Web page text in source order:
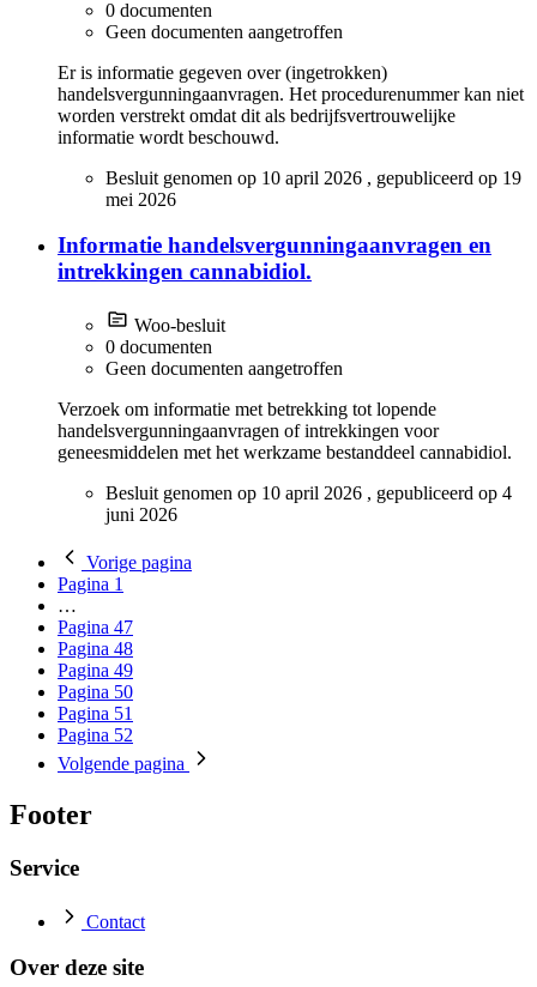
0 documenten
Geen documenten aangetroffen
Er is informatie gegeven over (ingetrokken)
handelsvergunningaanvragen. Het procedurenummer kan niet
worden verstrekt omdat dit als bedrijfsvertrouwelijke
informatie wordt beschouwd.
Besluit genomen op 10 april 2026 , gepubliceerd op 19
mei 2026
Informatie handelsvergunningaanvragen en
intrekkingen cannabidiol.
Woo-besluit
0 documenten
Geen documenten aangetroffen
Verzoek om informatie met betrekking tot lopende
handelsvergunningaanvragen of intrekkingen voor
geneesmiddelen met het werkzame bestanddeel cannabidiol.
Besluit genomen op 10 april 2026 , gepubliceerd op 4
juni 2026
Vorige pagina
Pagina 1
…
Pagina 47
Pagina 48
Pagina 49
Pagina 50
Pagina 51
Pagina 52
Volgende pagina
Footer
Service
Contact
Over deze site